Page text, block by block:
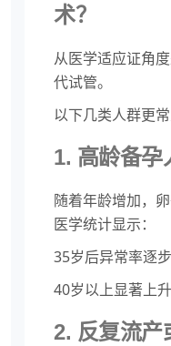
术？
从医学适应证角
代试管。
以下几类人群更常
1. 高龄备孕
随着年龄增加，
医学统计显示：
35岁后异常率逐
40岁以上显著上
2. 反复流产